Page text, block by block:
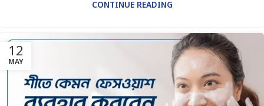
CONTINUE READING
12
MAY